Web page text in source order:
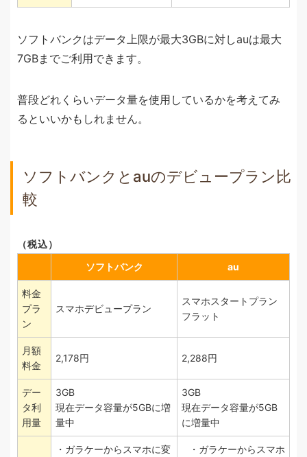
ソフトバンクはデータ上限が最大3GBに対しauは最大
7GBまでご利用できます。
普段どれくらいデータ量を使用しているかを考えてみ
るといいかもしれません。
ソフトバンクとauのデビュープラン比
較
（税込）
ソフトバンク
au
料金
プラ
ン
スマホデビュープラン
スマホスタートプラン
フラット
月額
料金
2,178円 2,288円
デー
タ利
用量
3GB
現在データ容量が5GBに増
量中
3GB
現在データ容量が5GB
に増量中
・ガラケーからスマホに変
・ガラケーからスマホ